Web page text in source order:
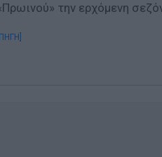
την ερχόμενη
[ΠΗΓΗ]